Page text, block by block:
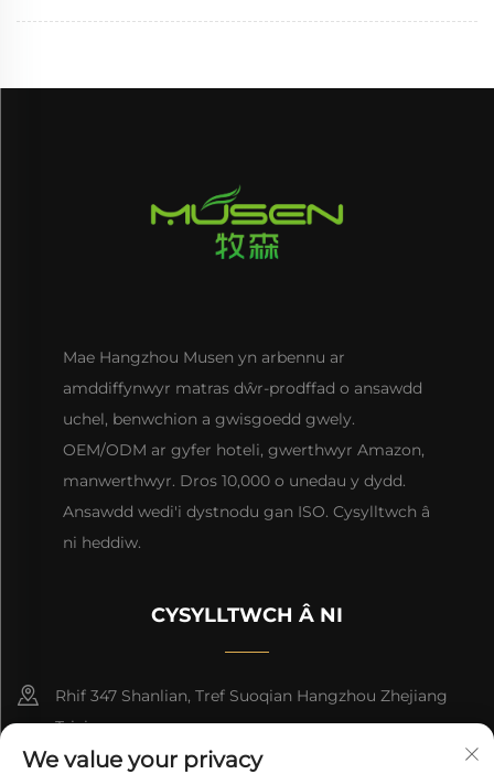
Mae Hangzhou Musen yn arbennu ar
amddiffynwyr matras dŵr-prodffad o ansawdd
uchel, benwchion a gwisgoedd gwely.
OEM/ODM ar gyfer hoteli, gwerthwyr Amazon,
manwerthwyr. Dros 10,000 o unedau y dydd.
Ansawdd wedi'i dystnodu gan ISO. Cysylltwch â
ni heddiw.
CYSYLLTWCH Â NI
Rhif 347 Shanlian, Tref Suoqian Hangzhou Zhejiang
Tsieina
We value your privacy